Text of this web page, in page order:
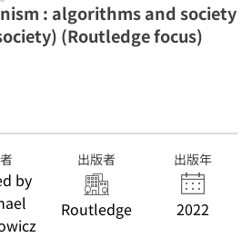
: algorithms and society
(Routledge focus)
by
出版者
Routledge
出版年
2022